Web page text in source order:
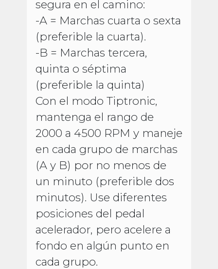
segura en el camino:
-A = Marchas cuarta o sexta
(preferible la cuarta).
-B = Marchas tercera,
quinta o séptima
(preferible la quinta)
Con el modo Tiptronic,
mantenga el rango de
2000 a 4500 RPM y maneje
en cada grupo de marchas
(A y B) por no menos de
un minuto (preferible dos
minutos). Use diferentes
posiciones del pedal
acelerador, pero acelere a
fondo en algún punto en
cada grupo.